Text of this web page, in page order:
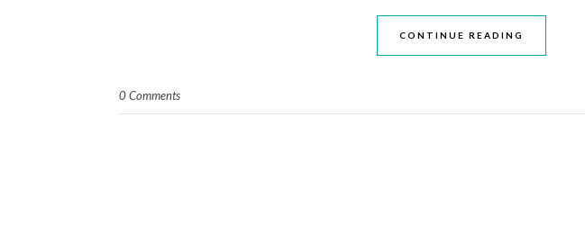
CONTINUE READING
0 Comments